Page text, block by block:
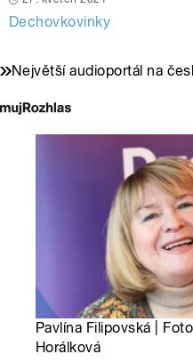
Dechovkovinky
Největší audioportál na
Pavlína Filipovská |
Horálková